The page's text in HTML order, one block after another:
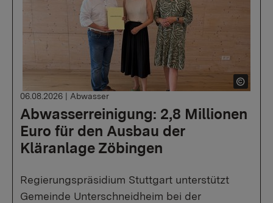
Abwasserreinigung: 2,8 Millionen
Euro für den Ausbau der
Kläranlage Zöbingen
06.08.2026 | Abwasser
Regierungspräsidium Stuttgart unterstützt
Gemeinde Unterschneidheim bei der